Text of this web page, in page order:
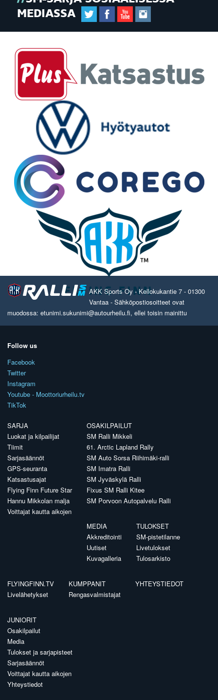
MEDIASSA
AKK Sports Oy - Kellokukantie 7 - 01300
Vantaa - Sähköpostiosoitteet ovat
muodossa: etunimi.sukunimi@autourheilu.fi, ellei toisin mainittu
Follow us
Facebook
Twitter
Instagram
Youtube - Moottoriurheilu.tv
TikTok
SARJA
Luokat ja kilpailijat
Tiimit
Sarjasäännöt
GPS-seuranta
Katsastusajat
Flying Finn Future Star
Hannu Mikkolan malja
Voittajat kautta aikojen
OSAKILPAILUT
SM Ralli Mikkeli
61. Arctic Lapland Rally
SM Auto Sorsa Riihimäki-ralli
SM Imatra Ralli
SM Jyväskylä Ralli
Fixus SM Ralli Kitee
SM Porvoon Autopalvelu Ralli
MEDIA
Akkreditointi
Uutiset
Kuvagalleria
TULOKSET
SM-pistetilanne
Livetulokset
Tulosarkisto
FLYINGFINN.TV
Livelähetykset
KUMPPANIT
Rengasvalmistajat
YHTEYSTIEDOT
JUNIORIT
Osakilpailut
Media
Tulokset ja sarjapisteet
Sarjasäännöt
Voittajat kautta aikojen
Yhteystiedot